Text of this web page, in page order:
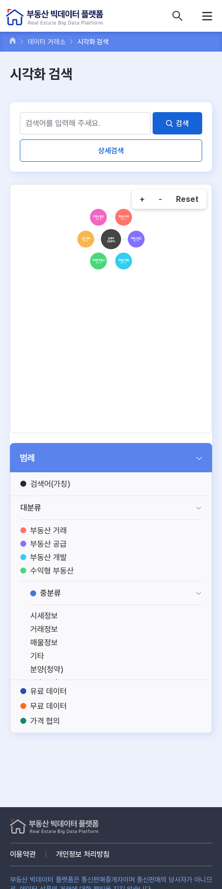
데이터 거래소 시각화 검색
시각화 검색
검색
상세검색
검색어
(검색어)
부동산 거래
0 / 3
부동산 공급
0 / 1
부동산 개발
0 / 3
수익형 부동산
0 / 3
공간 정보
0 / 2
부동산 일반
0 / 4
+ - Reset
범례
검색어(가칭)
대분류
부동산 거래
부동산 공급
부동산 개발
수익형 부동산
부동산 일반
중분류
시세정보
거래정보
매물정보
기타
분양(청약)
건축도면
토지
건축
노후부동산
융합정보
기타
유료 데이터
무료 데이터
가격 협의
이용약관 개인정보 처리방침
부동산 빅데이터 플랫폼은 통신판매중개자이며 통신판매의 당사자가 아니므